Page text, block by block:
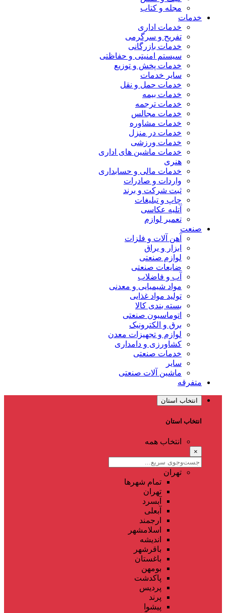
مجله و کتاب
خدمات
خدمات اداری
تفریح و سرگرمی
خدمات بازرگانی
سیستم امنیتی و حفاظتی
خدمات پخش و توزیع
سایر خدمات
خدمات حمل و نقل
خدمات بیمه
خدمات ترجمه
خدمات مجالس
خدمات مشاوره
خدمات در منزل
خدمات ورزشی
خدمات ماشین های اداری
هنری
خدمات مالی و حسابداری
واردات و صادرات
ثبت شرکت و برند
چاپ و تبلیغات
آتلیه عکاسی
تعمیر لوازم
صنعت
آهن آلات و فلزات
ابزار و یراق
لوازم صنعتی
ضایعات صنعتی
آب و فاضلاب
مواد شیمیایی و معدنی
تولید مواد غذایی
بسته بندی کالا
اتوماسیون صنعتی
برق و الکترونیک
لوازم و تجهیزات معدن
کشاورزی و دامداری
خدمات صنعتی
سایر
ماشین آلات صنعتی
متفرقه
انتخاب استان
انتخاب استان
انتخاب همه
×
تهران
تمام شهر‌ها
تهران
آبسرد
آبعلی
ارجمند
اسلامشهر
اندیشه
باقرشهر
باغستان
بومهن
پاکدشت
پردیس
پرند
پیشوا